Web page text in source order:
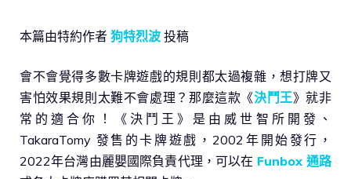
本篇由特約作者 狗特烈波 投稿
會不會覺得多數卡牌遊戲的規則都太過複雜，想打牌又
害怕效果規則太難不會處理？那麼這款《決鬥王》就非
常的適合你！《決鬥王》是由威世智所開發、
TakaraTomy 發售的卡牌遊戲，2002年開始發行，
2022年台灣由麗嬰國際負責代理，可以在 Funbox 通路